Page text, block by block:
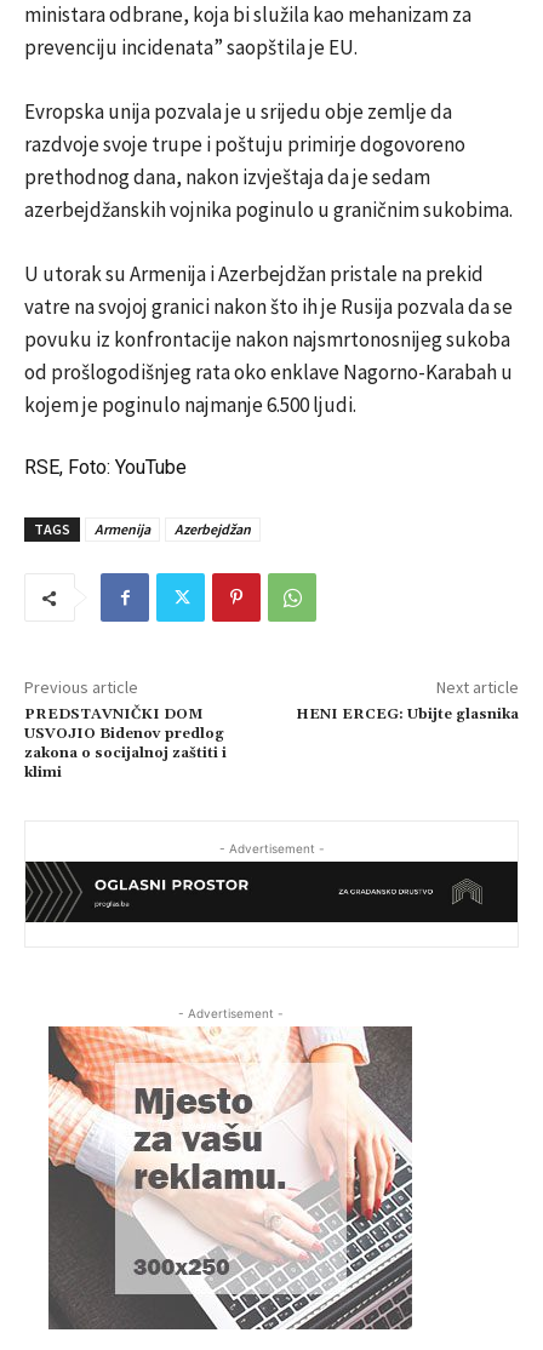
ministara odbrane, koja bi služila kao mehanizam za
prevenciju incidenata” saopštila je EU.
Evropska unija pozvala je u srijedu obje zemlje da
razdvoje svoje trupe i poštuju primirje dogovoreno
prethodnog dana, nakon izvještaja da je sedam
azerbejdžanskih vojnika poginulo u graničnim sukobima.
U utorak su Armenija i Azerbejdžan pristale na prekid
vatre na svojoj granici nakon što ih je Rusija pozvala da se
povuku iz konfrontacije nakon najsmrtonosnijeg sukoba
od prošlogodišnjeg rata oko enklave Nagorno-Karabah u
kojem je poginulo najmanje 6.500 ljudi.
RSE, Foto: YouTube
TAGS Armenija Azerbejdžan
Previous article
PREDSTAVNIČKI DOM
USVOJIO Bidenov predlog
zakona o socijalnoj zaštiti i
klimi
Next article
HENI ERCEG: Ubijte glasnika
- Advertisement -
- Advertisement -